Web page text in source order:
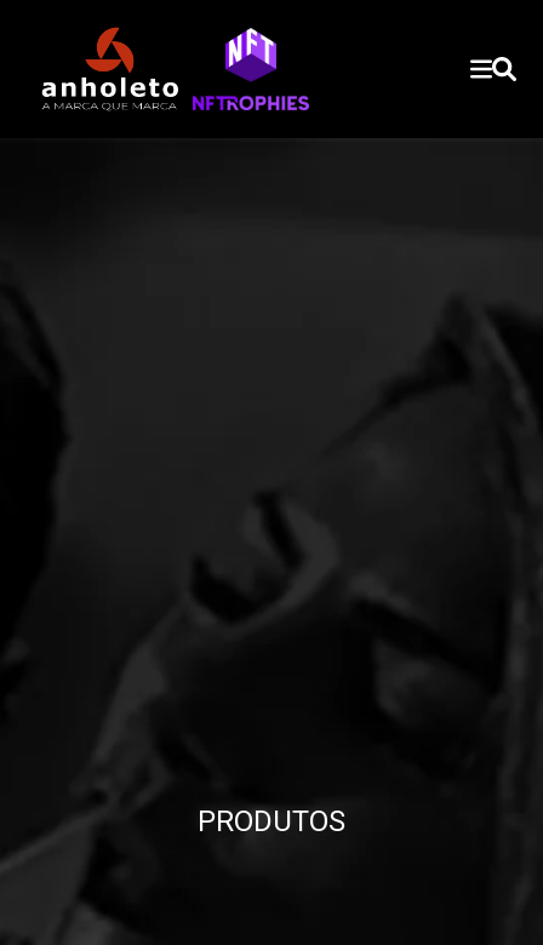
PRODUTOS